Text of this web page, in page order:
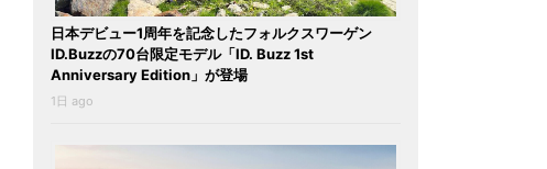
日本デビュー1周年を記念したフォルクスワーゲン
ID.Buzzの70台限定モデル「ID. Buzz 1st
Anniversary Edition」が登場
1日 ago